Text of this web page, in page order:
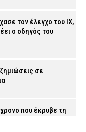
τον έλεγχο του ΙΧ,
ο οδηγός του
σε
που έκρυβε τη